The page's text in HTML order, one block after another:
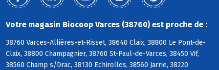
Votre magasin Biocoop Varces (38760) est proche de :
38760 Varces-Allières-et-Risset, 38640 Claix, 38800 Le Pont-de-
Claix, 38800 Champagnier, 38760 St-Paul-de-Varces, 38450 Vif,
38560 Champ s/Drac, 38130 Echirolles, 38560 Jarrie, 38220